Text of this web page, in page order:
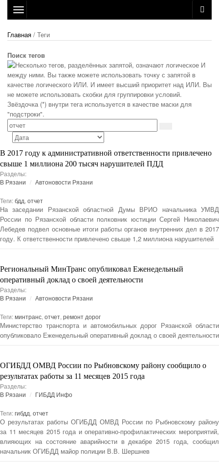
Toggle
navigation
Главная / Теги
Поиск тегов
В 2017 году к административной ответственности привлечено
свыше 1 миллиона 200 тысяч нарушителей ПДД
Разделы:
В Рязани
Автоновости Рязани
Теги:бдд, отчет
На заседании Рязанской областной Думы ВРИО начальника УМВД
России по Рязанской области полковник юстиции Сергей Николаевич
Лебедев подвел основные итоги работы органов внутренних дел в 2017
году. К ответственности привлечено свыше 1,2 миллиона нарушителей
Региональный МинТранс опубликовал Еженедельный
оперативный доклад о своей деятельности
Разделы:
В Рязани
Автоновости Рязани
Теги:минтранс, отчет, ремонт дорог
Министерство транспорта и автомобильных дорог Рязанской области
опубликовало Еженедельный оперативный доклад о своей деятельности
ОГИБДД ОМВД России по Рыбновскому району сообщило о
результатах работы за 11 месяцев 2015 года
Разделы:
В Рязани
ГИБДД Инфо
Теги:гибдд, отчет
О результатах работы ОГИБДД ОМВД России по Рыбновскому району
за 11 месяцев 2015 года и оперативно-профилактических мероприятий,
влияющих на состояние аварийности в декабре 2015 года, сообщил
начальник ОГИБДД майор полиции В.В. Шершнев